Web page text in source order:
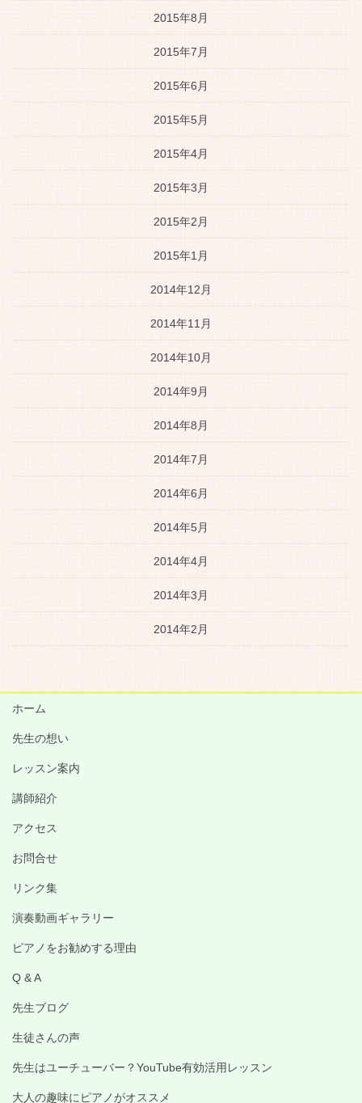
2015年8月
2015年7月
2015年6月
2015年5月
2015年4月
2015年3月
2015年2月
2015年1月
2014年12月
2014年11月
2014年10月
2014年9月
2014年8月
2014年7月
2014年6月
2014年5月
2014年4月
2014年3月
2014年2月
ホーム
先生の想い
レッスン案内
講師紹介
アクセス
お問合せ
リンク集
演奏動画ギャラリー
ピアノをお勧めする理由
Q & A
先生ブログ
生徒さんの声
先生はユーチューバー？YouTube有効活用レッスン
大人の趣味にピアノがオススメ